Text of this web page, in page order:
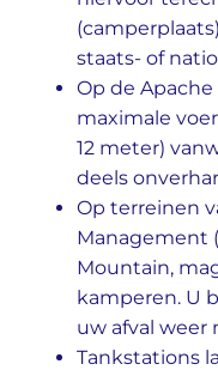
staats- of
Op de
maximale
12 meter)
deels
Op terreinen
Management
Mountain,
kamperen. U
uw afval weer
Tankstations